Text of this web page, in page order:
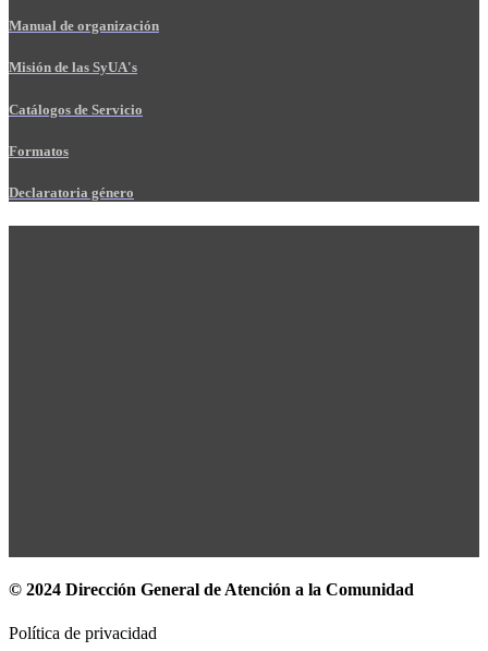
Manual de organización
Misión de las SyUA's
Catálogos de Servicio
Formatos
Declaratoria género
© 2024 Dirección General de Atención a la Comunidad
Política de privacidad